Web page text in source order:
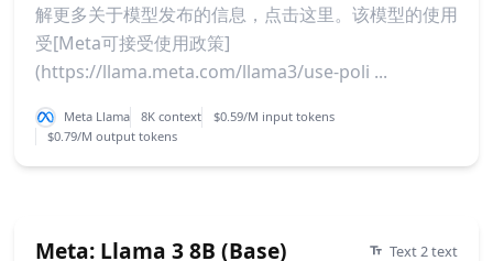
解更多关于模型发布的信息，点击这里。该模型的使用
受[Meta可接受使用政策]
(https://llama.meta.com/llama3/use-poli ...
Meta Llama 8K context
$0.59/M input tokens
$0.79/M output tokens
Meta: Llama 3 8B (Base) Text 2 text